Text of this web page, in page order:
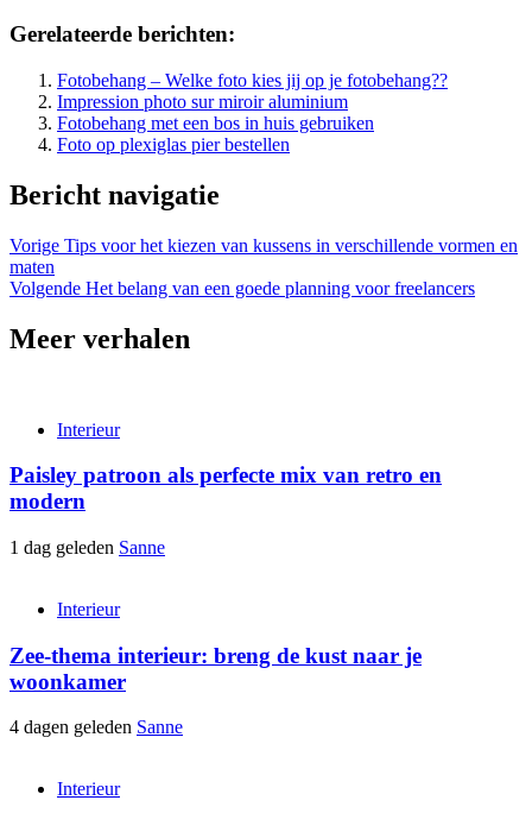
Gerelateerde berichten:
Fotobehang – Welke foto kies jij op je fotobehang??
Impression photo sur miroir aluminium
Fotobehang met een bos in huis gebruiken
Foto op plexiglas pier bestellen
Bericht navigatie
Vorige Tips voor het kiezen van kussens in verschillende vormen en
maten
Volgende Het belang van een goede planning voor freelancers
Meer verhalen
Interieur
Paisley patroon als perfecte mix van retro en
modern
1 dag geleden Sanne
Interieur
Zee-thema interieur: breng de kust naar je
woonkamer
4 dagen geleden Sanne
Interieur